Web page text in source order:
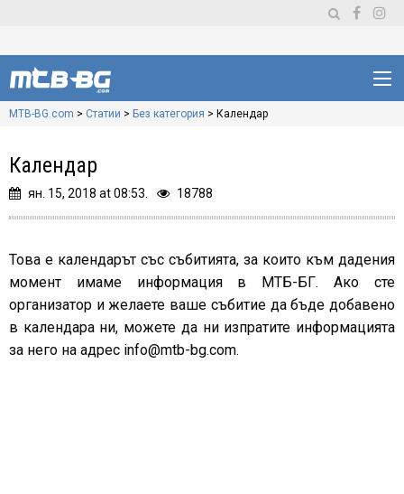
MTB-BG.com > Статии > Без категория > Календар
Календар
ян. 15, 2018 at 08:53. 18788
Това е календарът със събитията, за които към дадения
момент имаме информация в МТБ-БГ. Ако сте
организатор и желаете ваше събитие да бъде добавено
в календара ни, можете да ни изпратите информацията
за него на адрес info@mtb-bg.com.